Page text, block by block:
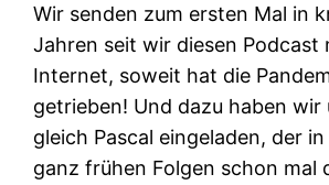
Wir senden zum ersten Mal in
Jahren seit wir diesen Podcast
Internet, soweit hat die
getrieben! Und dazu haben wir
gleich Pascal eingeladen, der
ganz frühen Folgen schon mal